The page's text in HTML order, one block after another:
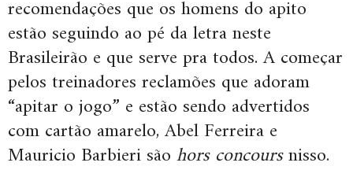
recomendações que os homens do apito
estão seguindo ao pé da letra neste
Brasileirão e que serve pra todos. A começar
pelos treinadores reclamões que adoram
“apitar o jogo” e estão sendo advertidos
com cartão amarelo, Abel Ferreira e
Mauricio Barbieri sãohors concoursnisso.